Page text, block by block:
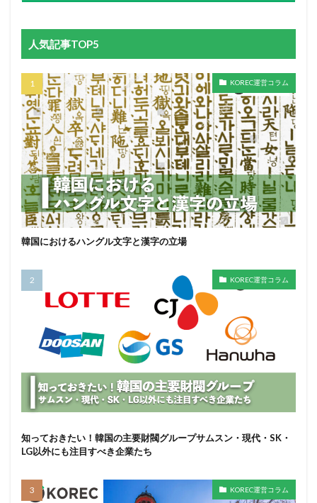
人気記事TOP5
KOREC運営コラム
韓国におけるハングル文字と漢字の立場
KOREC運営コラム
知っておきたい！韓国の主要財閥グループサムスン・現代・SK・
LG以外にも注目すべき企業たち
KOREC運営コラム